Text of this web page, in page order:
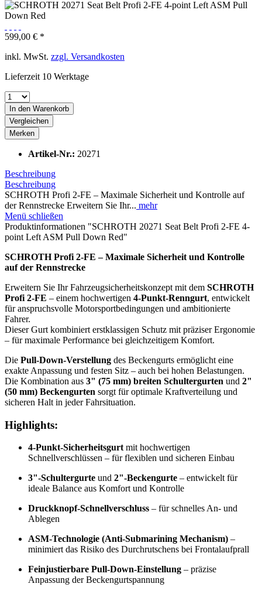
599,00 € *
inkl. MwSt. zzgl. Versandkosten
Lieferzeit 10 Werktage
In den Warenkorb
Vergleichen
Merken
Artikel-Nr.: 20271
Beschreibung
Beschreibung
SCHROTH Profi 2-FE – Maximale Sicherheit und Kontrolle auf
der Rennstrecke Erweitern Sie Ihr... mehr
Menü schließen
Produktinformationen "SCHROTH 20271 Seat Belt Profi 2-FE 4-
point Left ASM Pull Down Red"
SCHROTH Profi 2-FE – Maximale Sicherheit und Kontrolle
auf der Rennstrecke
Erweitern Sie Ihr Fahrzeugsicherheitskonzept mit dem SCHROTH
Profi 2-FE – einem hochwertigen 4-Punkt-Renngurt, entwickelt
für anspruchsvolle Motorsportbedingungen und ambitionierte
Fahrer.
Dieser Gurt kombiniert erstklassigen Schutz mit präziser Ergonomie
– für maximale Performance bei gleichzeitigem Komfort.
Die Pull-Down-Verstellung des Beckengurts ermöglicht eine
exakte Anpassung und festen Sitz – auch bei hohen Belastungen.
Die Kombination aus 3" (75 mm) breiten Schultergurten und 2"
(50 mm) Beckengurten sorgt für optimale Kraftverteilung und
sicheren Halt in jeder Fahrsituation.
Highlights:
4-Punkt-Sicherheitsgurt mit hochwertigen
Schnellverschlüssen – für flexiblen und sicheren Einbau
3"-Schultergurte und 2"-Beckengurte – entwickelt für
ideale Balance aus Komfort und Kontrolle
Druckknopf-Schnellverschluss – für schnelles An- und
Ablegen
ASM-Technologie (Anti-Submarining Mechanism) –
minimiert das Risiko des Durchrutschens bei Frontalaufprall
Feinjustierbare Pull-Down-Einstellung – präzise
Anpassung der Beckengurtspannung